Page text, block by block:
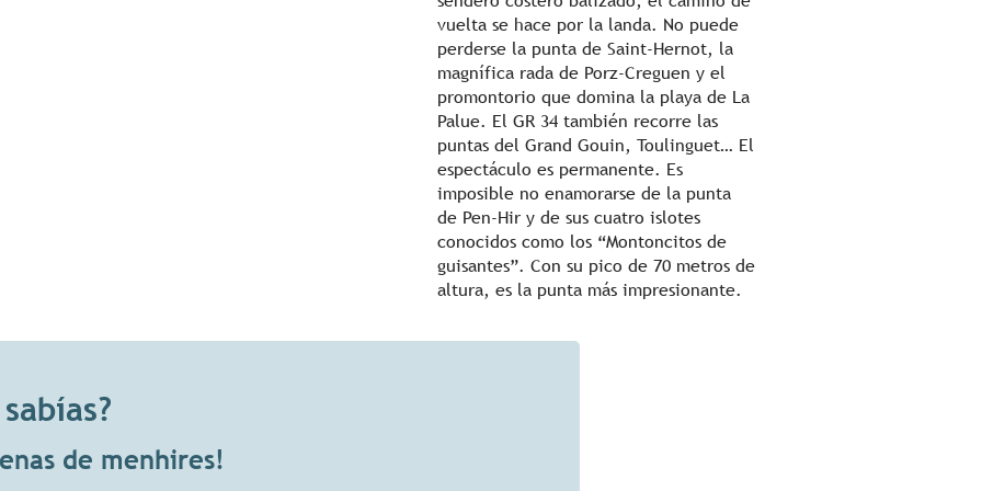
vuelta se hace por la landa. No puede
perderse la punta de Saint-Hernot, la
magnífica rada de Porz-Creguen y el
promontorio que domina la playa de La
Palue. El GR 34 también recorre las
puntas del Grand Gouin, Toulinguet… El
espectáculo es permanente. Es
imposible no enamorarse de la punta
de Pen-Hir y de sus cuatro islotes
conocidos como los “Montoncitos de
guisantes”. Con su pico de 70 metros de
altura, es la punta más impresionante.
de menhires!